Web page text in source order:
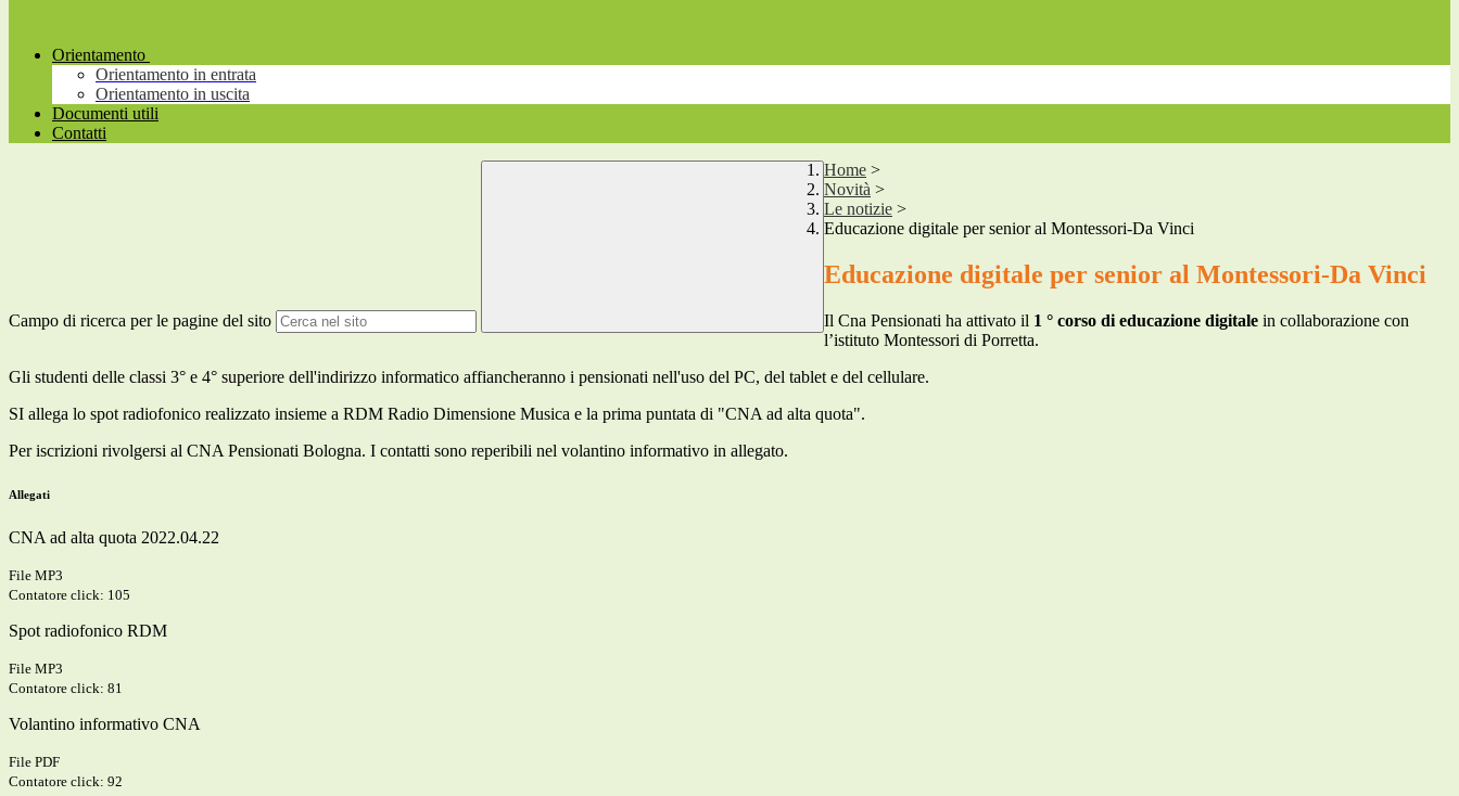
Orientamento
Orientamento in entrata
Orientamento in uscita
Documenti utili
Contatti
Campo di ricerca per le pagine del sito
Home >
Novità >
Le notizie >
Educazione digitale per senior al Montessori-Da Vinci
Educazione digitale per senior al Montessori-Da Vinci
Il Cna Pensionati ha attivato il 1 ° corso di educazione digitale in collaborazione con
l’istituto Montessori di Porretta.
Gli studenti delle classi 3° e 4° superiore dell'indirizzo informatico affiancheranno i pensionati nell'uso del PC, del tablet e del cellulare.
SI allega lo spot radiofonico realizzato insieme a RDM Radio Dimensione Musica e la prima puntata di "CNA ad alta quota".
Per iscrizioni rivolgersi al CNA Pensionati Bologna. I contatti sono reperibili nel volantino informativo in allegato.
Allegati
CNA ad alta quota 2022.04.22
File MP3
Contatore click: 105
Spot radiofonico RDM
File MP3
Contatore click: 81
Volantino informativo CNA
File PDF
Contatore click: 92